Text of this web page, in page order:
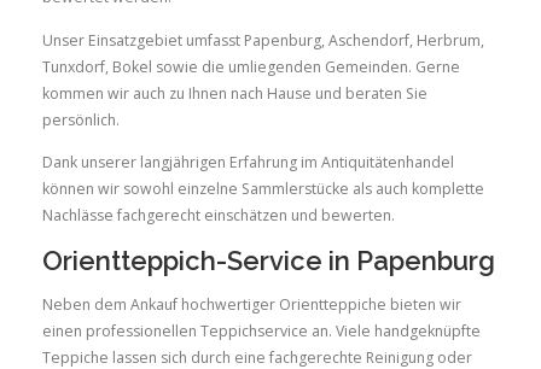
Unser Einsatzgebiet umfasst Papenburg, Aschendorf, Herbrum,
Tunxdorf, Bokel sowie die umliegenden Gemeinden. Gerne
kommen wir auch zu Ihnen nach Hause und beraten Sie
persönlich.
Dank unserer langjährigen Erfahrung im Antiquitätenhandel
können wir sowohl einzelne Sammlerstücke als auch komplette
Nachlässe fachgerecht einschätzen und bewerten.
Orientteppich-Service in Papenburg
Neben dem Ankauf hochwertiger Orientteppiche bieten wir
einen professionellen Teppichservice an. Viele handgeknüpfte
Teppiche lassen sich durch eine fachgerechte Reinigung oder